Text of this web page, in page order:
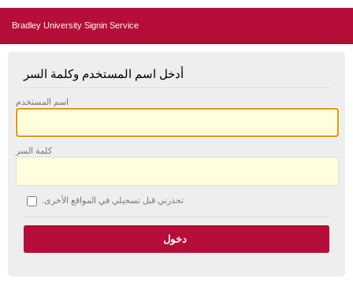
Bradley University Signin Service
أدخل اسم المستخدم وكلمة السر
اسم المستخدم
كلمة السر
تحذرني قبل تسجيلي في المواقع الأخرى.